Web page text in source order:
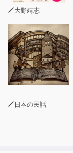
英語が話せない
い単語を辞書で調
していました。
「単語の意味や文
してほしい」と
て、音から入っ
犯してきたので
大野靖志
日本の民話